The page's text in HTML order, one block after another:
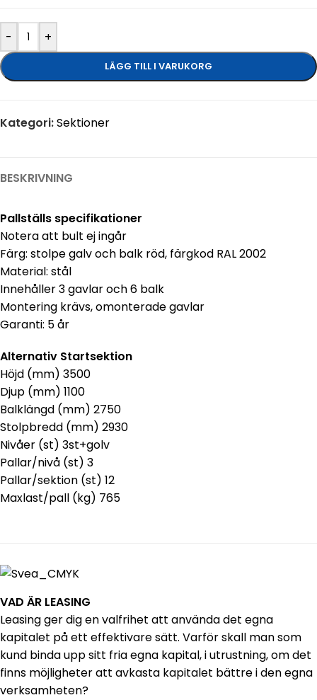
- +
LÄGG TILL I VARUKORG
Kategori:Sektioner
BESKRIVNING
Pallställs specifikationer
Notera att bult ej ingår
Färg: stolpe galv och balk röd, färgkod RAL 2002
Material: stål
Innehåller 3 gavlar och 6 balk
Montering krävs, omonterade gavlar
Garanti: 5 år
Alternativ Startsektion
Höjd (mm) 3500
Djup (mm) 1100
Balklängd (mm) 2750
Stolpbredd (mm) 2930
Nivåer (st) 3st+golv
Pallar/nivå (st) 3
Pallar/sektion (st) 12
Maxlast/pall (kg) 765
VAD ÄR LEASING
Leasing ger dig en valfrihet att använda det egna
kapitalet på ett effektivare sätt. Varför skall man som
kund binda upp sitt fria egna kapital, i utrustning, om det
finns möjligheter att avkasta kapitalet bättre i den egna
verksamheten?